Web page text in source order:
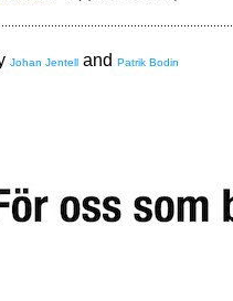
Johan Jentell and Patrik Bodin